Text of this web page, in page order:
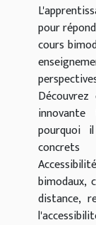
pour
cours
pourquoi
concrets
bimodaux,
distance,